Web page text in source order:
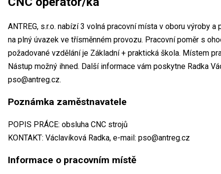
ANTREG, s.r.o. nabízí 3 volná pracovní místa v oboru výroby
na plný úvazek ve třísměnném provozu. Pracovní poměr s
požadované vzdělání je Základní + praktická škola. Místem
Nástup možný ihned. Další informace vám poskytne Radka
pso@antreg.cz.
Poznámka zaměstnavatele
POPIS PRÁCE: obsluha CNC strojů
KONTAKT: Václavíková Radka, e-mail: pso@antreg.cz
Informace o pracovním místě